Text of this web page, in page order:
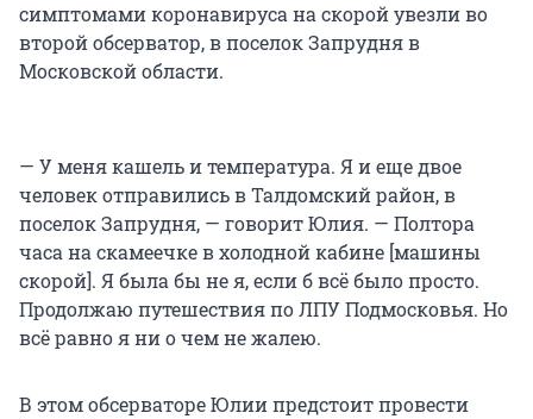
симптомами коронавируса на скорой увезли во
второй обсерватор, в поселок Запрудня в
Московской области.
— У меня кашель и температура. Я и еще двое
человек отправились в Талдомский район, в
поселок Запрудня, — говорит Юлия. — Полтора
часа на скамеечке в холодной кабине [машины
скорой]. Я была бы не я, если б всё было просто.
Продолжаю путешествия по ЛПУ Подмосковья. Но
всё равно я ни о чем не жалею.
В этом обсерваторе Юлии предстоит провести